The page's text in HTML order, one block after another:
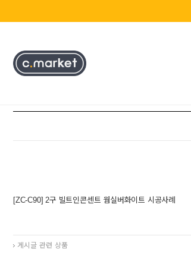
[ZC-C90] 2구 빌트인콘센트 웜실버화이트 시공사례
게시글 관련 상품